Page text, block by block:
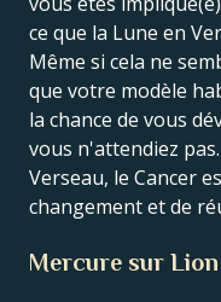
ce que la Lune en
Même si cela ne
que votre modèle
la chance de vous
vous n'attendiez
Verseau, le Cancer
changement et de
Mercure sur Lion